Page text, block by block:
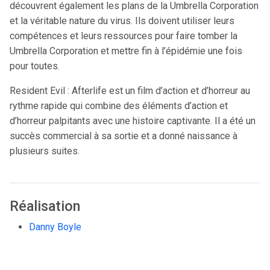
découvrent également les plans de la Umbrella Corporation
et la véritable nature du virus. Ils doivent utiliser leurs
compétences et leurs ressources pour faire tomber la
Umbrella Corporation et mettre fin à l’épidémie une fois
pour toutes.
Resident Evil : Afterlife est un film d’action et d’horreur au
rythme rapide qui combine des éléments d’action et
d’horreur palpitants avec une histoire captivante. Il a été un
succès commercial à sa sortie et a donné naissance à
plusieurs suites.
Réalisation
Danny Boyle